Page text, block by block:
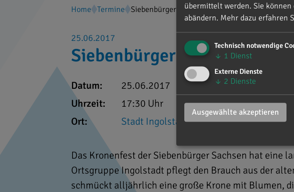
Home Termine Siebenbürger Sachsen - Kronenfest
25.06.2017
Siebenbürger Sachsen -
Datum:
25.06.2017
Uhrzeit:
17:30 Uhr
Ort:
Stadt Ingolstadt
Das Kronenfest der Siebenbürger Sachsen hat eine
Ortsgruppe Ingolstadt pflegt den Brauch aus der
schmückt alljährlich eine große Krone mit Blumen,
übermittelt werden. Sie
abändern. Mehr dazu erfahren
Technisch notwendige
↓ 1 Dienst
Externe Dienste
↓ 2 Dienste
Ausgewählte akzeptieren